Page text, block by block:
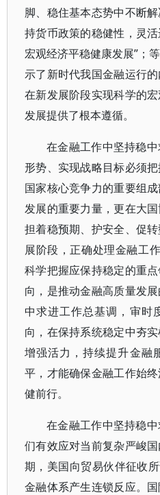
脚、稳住基本态势中不断
持货币政策的稳健性，灵
宏观经济平稳健康发展”；
示了新时代我国金融运行
在新发展阶段实现科学的
发展提供了根本遵循。
在金融工作中坚持稳
形势、实现战略目标必须
国家核心竞争力的重要组
发展的重要力量，更在大
担着稳预期、护安全、促
展阶段，正确处理金融工作
科学把握应保持稳定的重
向，是推动金融高质量发
中求进工作总基调，审时
向，在保持系统稳定中夯
增强活力，持续提升金融
平，才能确保金融工作始
健前行。
在金融工作中坚持稳
们有效应对当前复杂严峻
期，美国向贸易伙伴征收
金融体系产生连锁反应。